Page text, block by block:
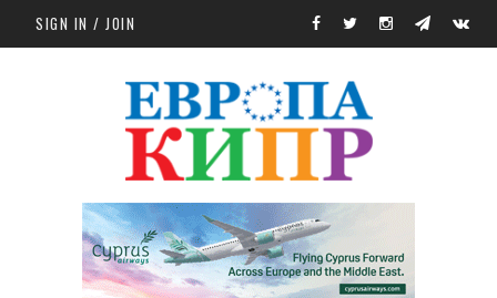
Skip to main content
SIGN IN / JOIN